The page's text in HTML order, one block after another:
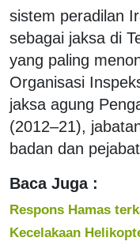
sistem peradilan
sebagai jaksa di
yang paling
Organisasi
jaksa agung
(2012–21),
badan dan
Baca Juga :
Respons Hamas
Kecelakaan